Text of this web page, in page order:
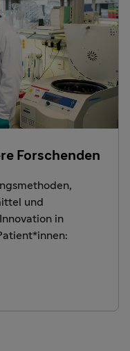
Forschenden
und
in